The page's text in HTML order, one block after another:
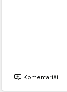
Komentariši